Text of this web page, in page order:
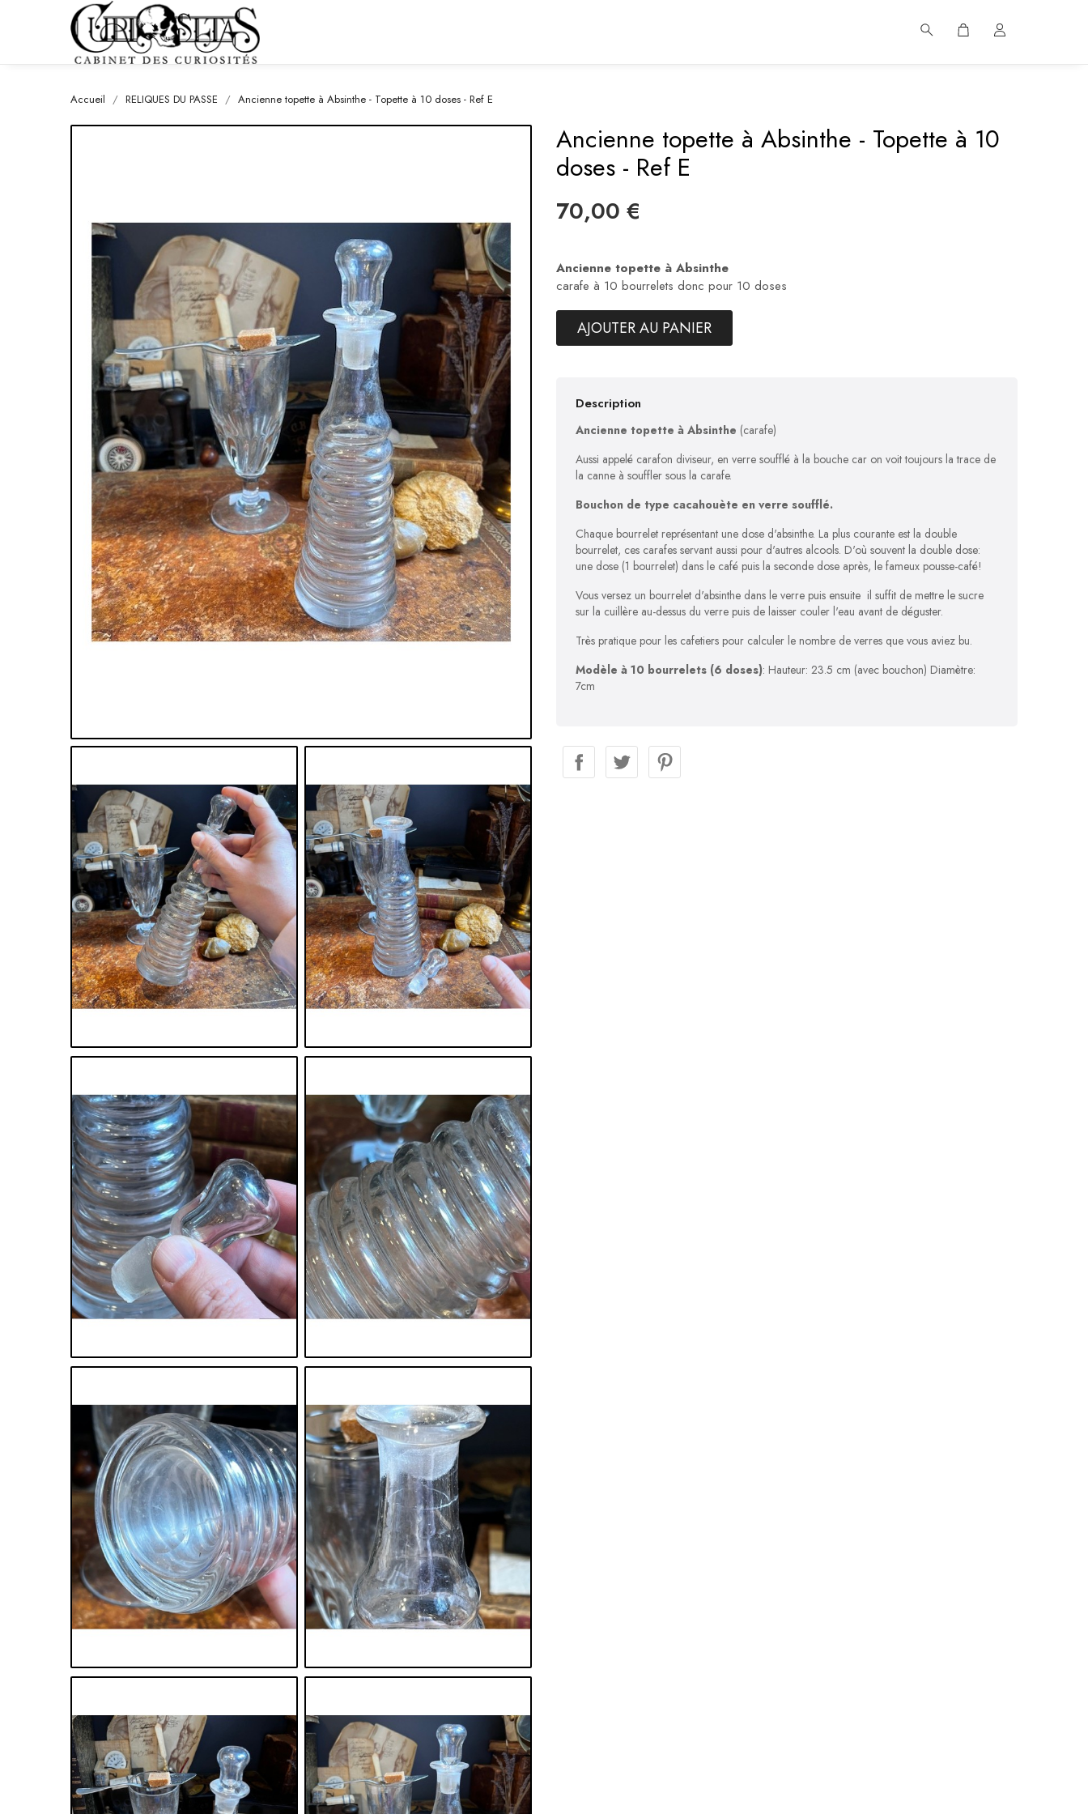
Accueil RELIQUES DU PASSE Ancienne topette à Absinthe - Topette à 10 doses - Ref E
Ancienne topette à Absinthe - Topette à 10
doses - Ref E
70,00 €
Ancienne topette à Absinthe
carafe à 10 bourrelets donc pour 10 doses
AJOUTER AU PANIER
Description
Ancienne topette à Absinthe (carafe)
Aussi appelé carafon diviseur, en verre soufflé à la bouche car on voit toujours la trace de
la canne à souffler sous la carafe.
Bouchon de type cacahouète en verre soufflé.
Chaque bourrelet représentant une dose d'absinthe. La plus courante est la double
bourrelet, ces carafes servant aussi pour d'autres alcools. D'où souvent la double dose:
une dose (1 bourrelet) dans le café puis la seconde dose après, le fameux pousse-café!
Vous versez un bourrelet d'absinthe dans le verre puis ensuite il suffit de mettre le sucre
sur la cuillère au-dessus du verre puis de laisser couler l'eau avant de déguster.
Très pratique pour les cafetiers pour calculer le nombre de verres que vous aviez bu.
Modèle à 10 bourrelets (6 doses): Hauteur: 23.5 cm (avec bouchon) Diamètre:
7cm